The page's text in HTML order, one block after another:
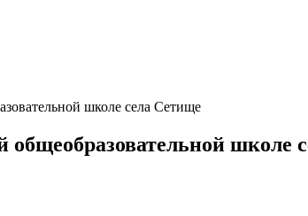
школе села Сетище
общеобразовательной школе